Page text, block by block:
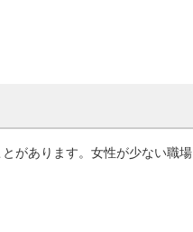
があります。女性が少ない職場